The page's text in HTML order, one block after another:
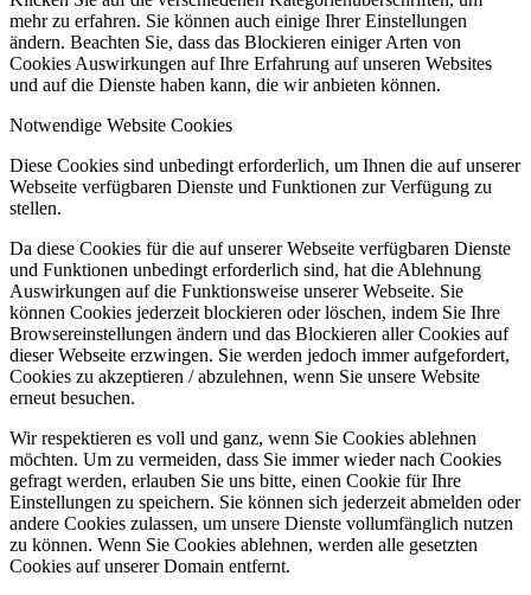
mehr zu erfahren. Sie können auch einige Ihrer Einstellungen
ändern. Beachten Sie, dass das Blockieren einiger Arten von
Cookies Auswirkungen auf Ihre Erfahrung auf unseren Websites
und auf die Dienste haben kann, die wir anbieten können.
Notwendige Website Cookies
Diese Cookies sind unbedingt erforderlich, um Ihnen die auf unserer
Webseite verfügbaren Dienste und Funktionen zur Verfügung zu
stellen.
Da diese Cookies für die auf unserer Webseite verfügbaren Dienste
und Funktionen unbedingt erforderlich sind, hat die Ablehnung
Auswirkungen auf die Funktionsweise unserer Webseite. Sie
können Cookies jederzeit blockieren oder löschen, indem Sie Ihre
Browsereinstellungen ändern und das Blockieren aller Cookies auf
dieser Webseite erzwingen. Sie werden jedoch immer aufgefordert,
Cookies zu akzeptieren / abzulehnen, wenn Sie unsere Website
erneut besuchen.
Wir respektieren es voll und ganz, wenn Sie Cookies ablehnen
möchten. Um zu vermeiden, dass Sie immer wieder nach Cookies
gefragt werden, erlauben Sie uns bitte, einen Cookie für Ihre
Einstellungen zu speichern. Sie können sich jederzeit abmelden oder
andere Cookies zulassen, um unsere Dienste vollumfänglich nutzen
zu können. Wenn Sie Cookies ablehnen, werden alle gesetzten
Cookies auf unserer Domain entfernt.